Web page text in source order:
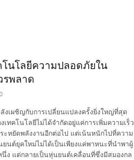
นโลยีความปลอดภัยใน
พลาด
0
งเผชิญกับการเปลี่ยนแปลงครั้งยิ่งใหญ่ที่สุด
ทคโนโลยีไม่ได้จำกัดอยู่แค่การเพิ่มความเร็ว
ะหยัดพลังงานอีกต่อไป แต่เน้นหนักไปที่ความ
นต์ยุคใหม่ไม่ได้เป็นเพียงแค่พาหนะที่นำพาผู้
ง แต่กลายเป็นหุ่นยนต์เคลื่อนที่ซึ่งมีสมองกล